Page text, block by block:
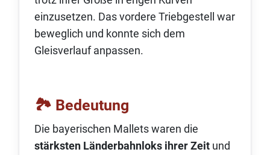
einzusetzen. Das vordere Triebgestell war
beweglich und konnte sich dem
Gleisverlauf anpassen.
🏞 Bedeutung
Die bayerischen Mallets waren die
stärksten Länderbahnloks ihrer Zeit und